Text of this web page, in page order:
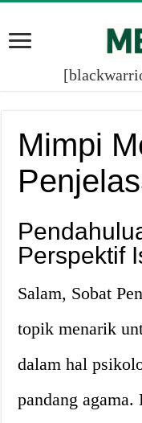
Mimpi
Perspektif
Salam, Sobat
topik menarik
dalam hal
pandang